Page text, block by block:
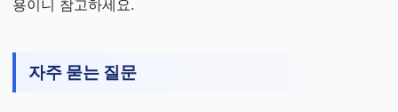
용이니 참고하세요.
자주 묻는 질문